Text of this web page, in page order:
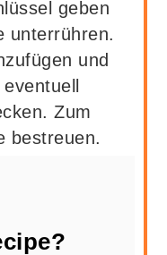
geben
unterrühren.
und
Zum
bestreuen.